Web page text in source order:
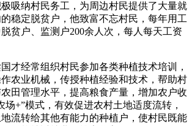
吸纳村民务工，为周边村民提供了大量就
稳定脱贫户，他致富不忘村民，每年用工
贫户、监测户200余人次，每人每天工资
才经常组织村民参加各类种植技术培训，
农业机械，传授种植经验和技术，帮助村
田管理水平，提高粮食产量，增加农户收
场+”模式，有效促进农村土地适度流转，
流转给其他有能力的种植户，使村民既能